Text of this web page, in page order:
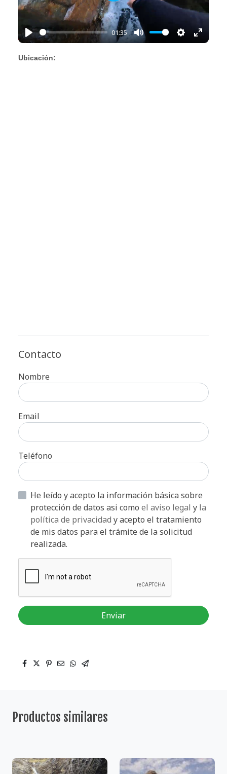
Play
01:35
Mute Settings
Enter
Ubicación:
Contacto
Nombre
Email
Teléfono
He leído y acepto la información básica sobre
protección de datos asi como el aviso legal y la
política de privacidad y acepto el tratamiento
de mis datos para el trámite de la solicitud
realizada.
Enviar
Productos similares